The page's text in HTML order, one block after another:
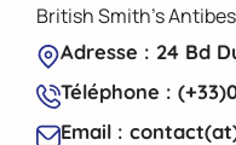
British Smith's Antibes
Adresse : 24 Bd
Téléphone :
Email :